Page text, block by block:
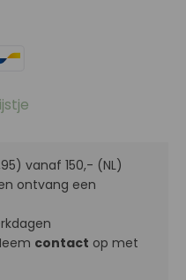
vanaf 150,- (NL)
ontvang een
contact op met